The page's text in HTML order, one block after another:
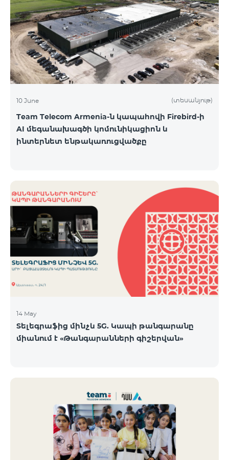
10 June (տեսանյութ)
Team Telecom Armenia-ն կապահովի Firebird-ի
AI մեգանախագծի կոմունիկացիոն և
ինտերնետ ենթակառուցվածքը
14 May
Տելեգրաֆից մինչև 5G. Կապի թանգարանը
միանում է «Թանգարանների գիշերվան»